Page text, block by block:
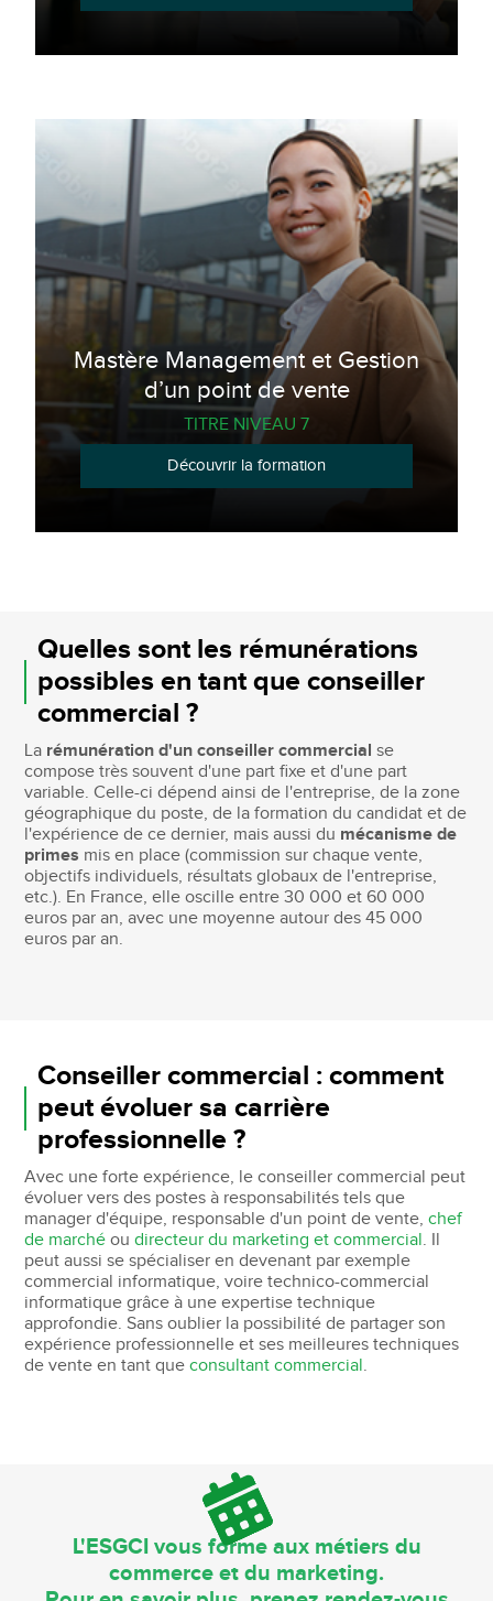
Mastère Management et Gestion
d’un point de vente
TITRE NIVEAU 7
Découvrir la formation
Quelles sont les rémunérations
possibles en tant que conseiller
commercial ?
La rémunération d'un conseiller commercial se
compose très souvent d'une part fixe et d'une part
variable. Celle-ci dépend ainsi de l'entreprise, de la zone
géographique du poste, de la formation du candidat et de
l'expérience de ce dernier, mais aussi du mécanisme de
primes mis en place (commission sur chaque vente,
objectifs individuels, résultats globaux de l'entreprise,
etc.). En France, elle oscille entre 30 000 et 60 000
euros par an, avec une moyenne autour des 45 000
euros par an.
Conseiller commercial : comment
peut évoluer sa carrière
professionnelle ?
Avec une forte expérience, le conseiller commercial peut
évoluer vers des postes à responsabilités tels que
manager d'équipe, responsable d'un point de vente,chef
de marché oudirecteur du marketing et commercial. Il
peut aussi se spécialiser en devenant par exemple
commercial informatique, voire technico-commercial
informatique grâce à une expertise technique
approfondie. Sans oublier la possibilité de partager son
expérience professionnelle et ses meilleures techniques
de vente en tant queconsultant commercial.
L'ESGCI vous forme aux métiers du
commerce et du marketing.